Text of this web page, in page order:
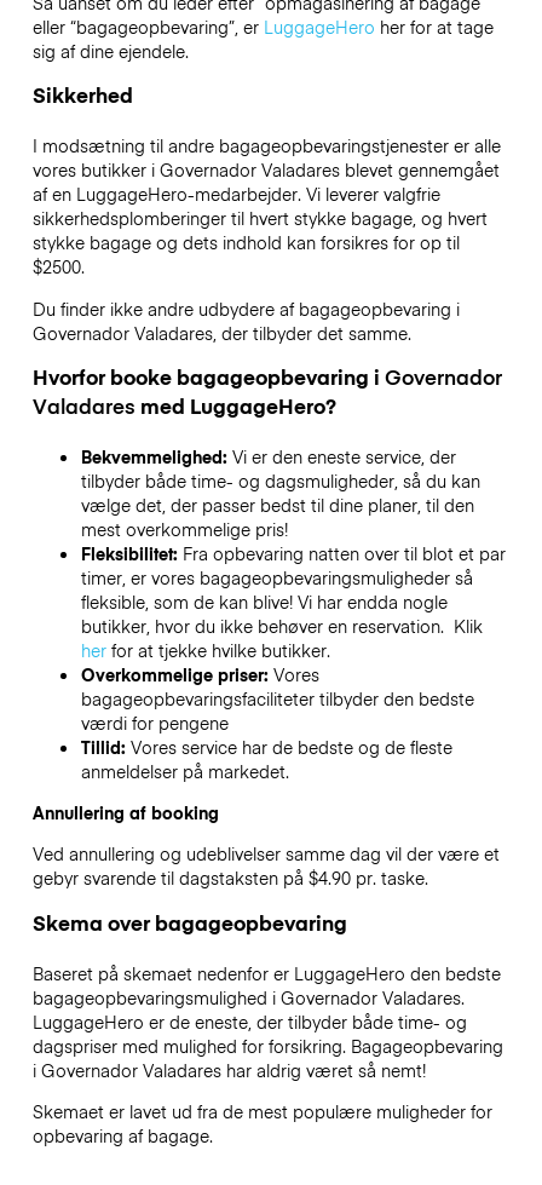
eller “bagageopbevaring”, erLuggageHero her for at tage
sig af dine ejendele.
Sikkerhed
I modsætning til andre bagageopbevaringstjenesterer alle
vores butikker i Governador Valadaresblevet gennemgået
af en LuggageHero-medarbejder. Vi leverer valgfrie
sikkerhedsplomberinger til hvert stykke bagage, og hvert
stykke bagage og dets indhold kan forsikres for op til
$2500.
Du finder ikke andre udbydere af bagageopbevaring i
Governador Valadares, der tilbyder det samme.
Hvorfor booke bagageopbevaring i Governador
Valadares med LuggageHero?
Bekvemmelighed: Vi er den eneste service, der
tilbyder både time- og dagsmuligheder, så du kan
vælge det, der passer bedst til dine planer, til den
mest overkommelige pris!
Fleksibilitet: Fra opbevaring natten over til blot et par
timer, er vores bagageopbevaringsmuligheder så
fleksible, som de kan blive! Vi har endda nogle
butikker, hvor du ikke behøver en reservation. Klik
herfor at tjekke hvilke butikker.
Overkommelige priser: Vores
bagageopbevaringsfaciliteter tilbyder den bedste
værdi for pengene
Tillid: Vores service har de bedste og de fleste
anmeldelser på markedet.
Annullering af booking
Ved annullering og udeblivelser samme dag vil der være et
gebyr svarende til dagstaksten på $4.90 pr. taske.
Skema over bagageopbevaring
Baseret på skemaet nedenfor er LuggageHero den bedste
bagageopbevaringsmulighed i Governador Valadares.
LuggageHero er de eneste, der tilbyder både time- og
dagspriser med mulighed for forsikring. Bagageopbevaring
i Governador Valadareshar aldrig været så nemt!
Skemaet er lavet ud fra de mest populære muligheder for
opbevaring af bagage.